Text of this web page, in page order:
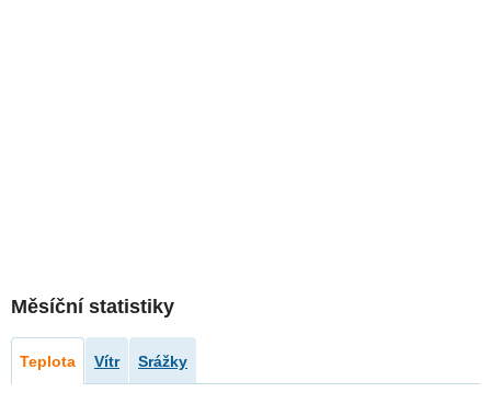
Měsíční statistiky
Teplota Vítr Srážky